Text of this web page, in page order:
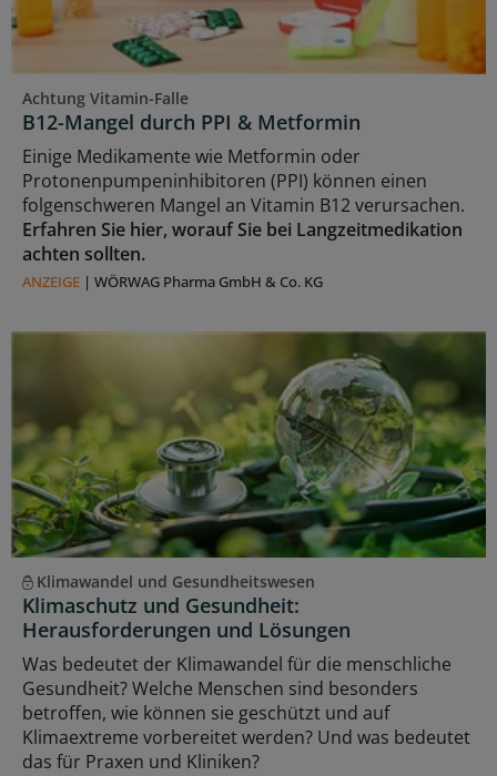
Achtung Vitamin-Falle
B12-Mangel durch PPI & Metformin
Einige Medikamente wie Metformin oder
Protonenpumpeninhibitoren (PPI) können einen
folgenschweren Mangel an Vitamin B12 verursachen.
Erfahren Sie hier, worauf Sie bei Langzeitmedikation
achten sollten.
ANZEIGE | WÖRWAG Pharma GmbH & Co. KG
Klimawandel und Gesundheitswesen
Klimaschutz und Gesundheit:
Herausforderungen und Lösungen
Was bedeutet der Klimawandel für die menschliche
Gesundheit? Welche Menschen sind besonders
betroffen, wie können sie geschützt und auf
Klimaextreme vorbereitet werden? Und was bedeutet
das für Praxen und Kliniken?